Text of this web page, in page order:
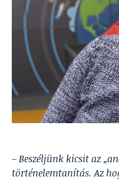
– Beszéljünk kicsit az
történelemtanítás. Az